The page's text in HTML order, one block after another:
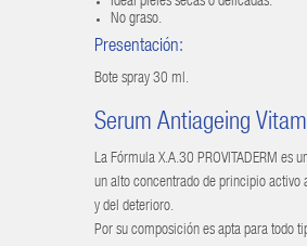
No graso.
Presentación:
Bote spray 30 ml.
Serum Antiageing
La Fórmula X.A.30 PROVITADERM es
un alto concentrado de principio
y del deterioro.
Por su composición es apta para todo